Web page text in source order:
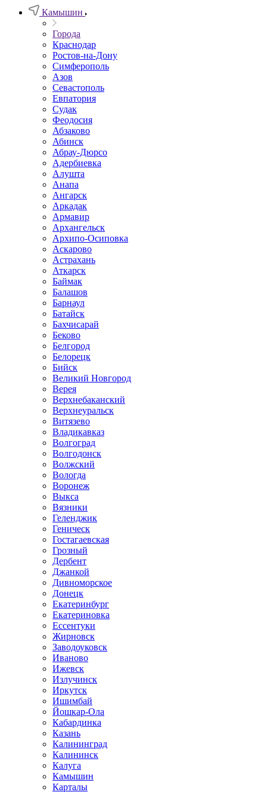
Камышин
Города
Краснодар
Ростов-на-Дону
Симферополь
Азов
Севастополь
Евпатория
Судак
Феодосия
Абзаково
Абинск
Абрау-Дюрсо
Адербиевка
Алушта
Анапа
Ангарск
Аркадак
Армавир
Архангельск
Архипо-Осиповка
Аскарово
Астрахань
Аткарск
Баймак
Балашов
Барнаул
Батайск
Бахчисарай
Беково
Белгород
Белорецк
Бийск
Великий Новгород
Верея
Верхнебаканский
Верхнеуральск
Витязево
Владикавказ
Волгоград
Волгодонск
Волжский
Вологда
Воронеж
Выкса
Вязники
Геленджик
Геническ
Гостагаевская
Грозный
Дербент
Джанкой
Дивноморское
Донецк
Екатеринбург
Екатериновка
Ессентуки
Жирновск
Заводоуковск
Иваново
Ижевск
Излучинск
Иркутск
Ишимбай
Йошкар-Ола
Кабардинка
Казань
Калининград
Калининск
Калуга
Камышин
Карталы